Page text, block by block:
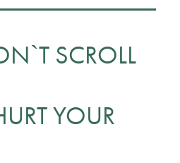
SCROLL
YOUR